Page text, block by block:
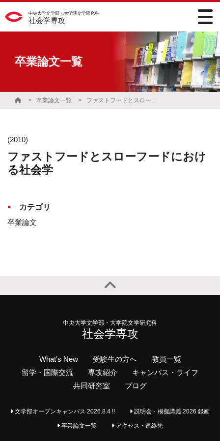
中央大学文学部・大学院文学研究科
社会学専攻
卒業論文一覧
卒業論文一覧 ファストフードとスローフードにおける社会学
(2010)
ファストフードとスローフードにおけ
る社会学
カテゴリ
卒業論文
中央大学文学部・大学院文学研究科
社会学専攻
What's New 受験生の方へ
教員一覧
留学・国際交流
専攻紹介
キャンパス・ライフ
共同研究室
ブログ
文学部オープンキャンパス 2026.8.4 !! 説明会・模擬講義 2026 録画
卒業論文一覧 アクセス・連絡先